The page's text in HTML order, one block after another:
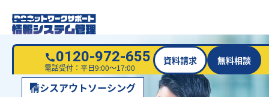
0120-972-655
電話受付：平日9:00～17:00
資料請求 無料相談
情シスアウトソーシング